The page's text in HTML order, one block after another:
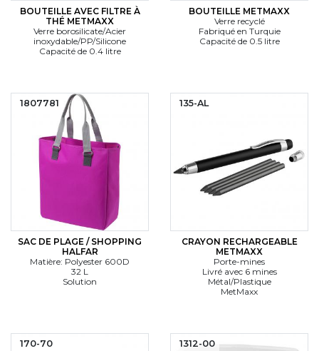
BOUTEILLE AVEC FILTRE À
THÉ METMAXX
Verre borosilicate/Acier
inoxydable/PP/Silicone
Capacité de 0.4 litre
BOUTEILLE METMAXX
Verre recyclé
Fabriqué en Turquie
Capacité de 0.5 litre
SAC DE PLAGE / SHOPPING
HALFAR
Matière: Polyester 600D
32 L
Solution
1807781
CRAYON RECHARGEABLE
METMAXX
Porte-mines
Livré avec 6 mines
Métal/Plastique
MetMaxx
135-AL
170-70 1312-00